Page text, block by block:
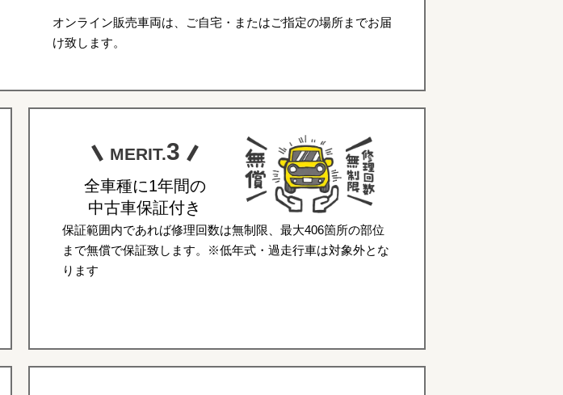
オンライン販売車両は、ご自宅・またはご指定の場所までお届
け致します。
MERIT.3
全車種に1年間の
中古車保証付き
保証範囲内であれば修理回数は無制限、最大406箇所の部位
まで無償で保証致します。※低年式・過走行車は対象外とな
ります